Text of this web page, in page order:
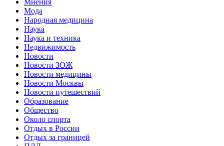
Мода
Народная медицина
Наука
Наука и техника
Недвижимость
Новости
Новости ЗОЖ
Новости медицины
Новости Москвы
Новости путешествий
Образование
Общество
Около спорта
Отдых в России
Отдых за границей